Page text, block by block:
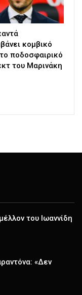
κομβικό
ποδοσφαιρικό
του Μαρινάκη
του Ιωαννίδη
«Δεν